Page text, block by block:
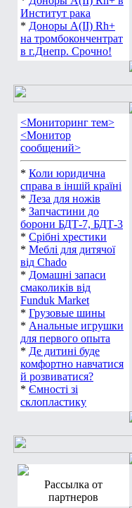
Институт рака
* Доноры А(ІІ) Rh+
на тромбокончентрат
в г.Днепр. Срочно!
<Мониторинг тем>
<Монитор
сообщений>
* Коли юридична
справа в іншій країні
* Леза для ножів
* Запчастини до
борони БДТ-7, БДТ-3
* Срібні хрестики
* Меблі для дитячої
від Chado
* Домашні запаси
смаколиків від
Funduk Market
* Грузовые шины
* Анальные игрушки
для первого опыта
* Де дитині буде
комфортно навчатися
й розвиватися?
* Ємності зі
склопластику
Рассылка от
партнеров